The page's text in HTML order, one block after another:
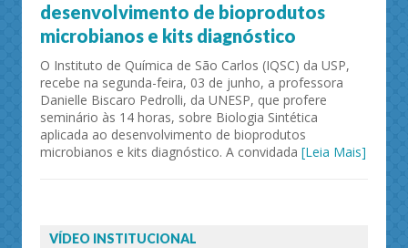
desenvolvimento de bioprodutos
microbianos e kits diagnóstico
O Instituto de Química de São Carlos (IQSC) da USP,
recebe na segunda-feira, 03 de junho, a professora
Danielle Biscaro Pedrolli, da UNESP, que profere
seminário às 14 horas, sobre Biologia Sintética
aplicada ao desenvolvimento de bioprodutos
microbianos e kits diagnóstico. A convidada [Leia Mais]
VÍDEO INSTITUCIONAL